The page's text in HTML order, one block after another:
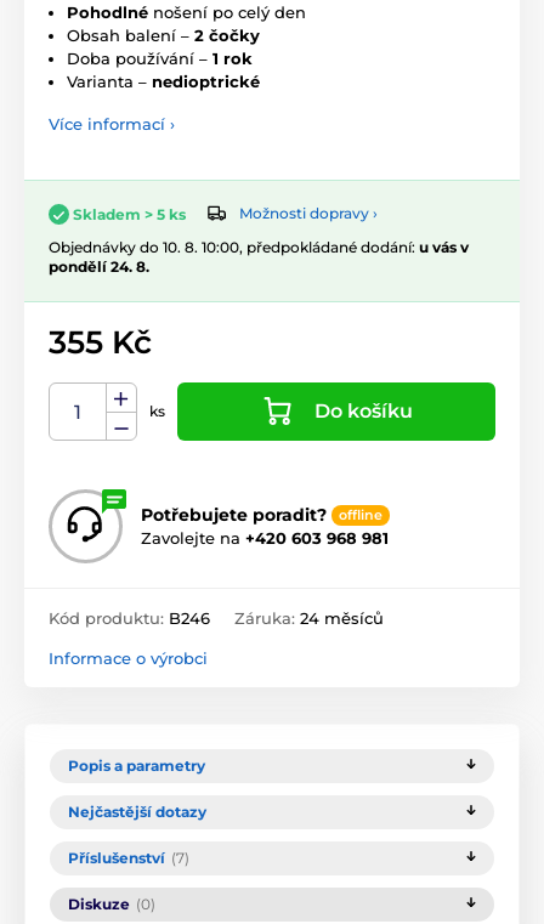
Pohodlné nošení po celý den
Obsah balení – 2 čočky
Doba používání – 1 rok
Varianta – nedioptrické
Více informací ›
Skladem > 5 ks
Možnosti dopravy ›
Objednávky do 10. 8. 10:00, předpokládané dodání: u vás v
pondělí 24. 8.
355 Kč
ks Do košíku
Potřebujete poradit? offline
Zavolejte na +420 603 968 981
Kód produktu: B246 Záruka: 24 měsíců
Informace o výrobci
Popis a parametry
Nejčastější dotazy
Příslušenství (7)
Diskuze (0)